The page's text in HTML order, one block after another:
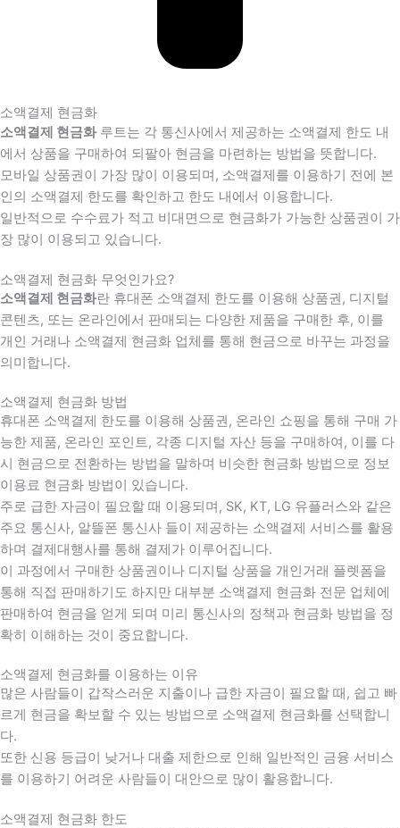
소액결제 현금화
소액결제 현금화루트는 각 통신사에서 제공하는 소액결제 한도 내
에서 상품을 구매하여 되팔아 현금을 마련하는 방법을 뜻합니다.
모바일 상품권이 가장 많이 이용되며, 소액결제를 이용하기 전에 본
인의 소액결제 한도를 확인하고 한도 내에서 이용합니다.
일반적으로 수수료가 적고 비대면으로 현금화가 가능한 상품권이 가
장 많이 이용되고 있습니다.
소액결제 현금화 무엇인가요?
소액결제 현금화란 휴대폰 소액결제 한도를 이용해 상품권, 디지털
콘텐츠, 또는 온라인에서 판매되는 다양한 제품을 구매한 후, 이를
개인 거래나 소액결제 현금화 업체를 통해 현금으로 바꾸는 과정을
의미합니다.
소액결제 현금화 방법
휴대폰 소액결제 한도를 이용해 상품권, 온라인 쇼핑을 통해 구매 가
능한 제품, 온라인 포인트, 각종 디지털 자산 등을 구매하여, 이를 다
시 현금으로 전환하는 방법을 말하며 비슷한 현금화 방법으로 정보
이용료 현금화 방법이 있습니다.
주로 급한 자금이 필요할 때 이용되며, SK, KT, LG 유플러스와 같은
주요 통신사, 알뜰폰 통신사 들이 제공하는 소액결제 서비스를 활용
하며 결제대행사를 통해 결제가 이루어집니다.
이 과정에서 구매한 상품권이나 디지털 상품을 개인거래 플렛폼을
통해 직접 판매하기도 하지만 대부분 소액결제 현금화 전문 업체에
판매하여 현금을 얻게 되며 미리 통신사의 정책과 현금화 방법을 정
확히 이해하는 것이 중요합니다.
소액결제 현금화를 이용하는 이유
많은 사람들이 갑작스러운 지출이나 급한 자금이 필요할 때 , 쉽고 빠
르게 현금을 확보할 수 있는 방법으로 소액결제 현금화를 선택합니
다.
또한 신용 등급이 낮거나 대출 제한으로 인해 일반적인 금융 서비스
를 이용하기 어려운 사람들이 대안으로 많이 활용합니다.
소액결제 현금화 한도